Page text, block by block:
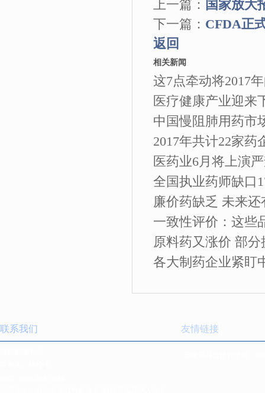
上一篇： 国家放大
下一篇： CFDA正
返回
相关新闻
这7点牵动将2017
医疗健康产业迎来
中国慢阻肺用药市
2017年共计22家药
医药业6月将上演
全国执业药师缺口
廉价药缺乏 未来
一致性评价：这些
原料药又涨价 部分
各大制药企业紧盯
联系我们 友情链接